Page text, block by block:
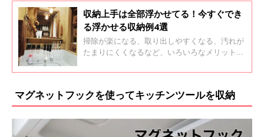
収納上手は全部浮かせてる！今すぐでき
る浮かせる収納例4選
掃除が楽になる、取り出しやすくなる、汚れが
たまりにくくなるなど、いろいろなメリットが
まわりだけでなく、玄関やリビングなどでも浮
浮かせる収納をご紹介します！
マグネットフックを使ってキッチンツールを収納